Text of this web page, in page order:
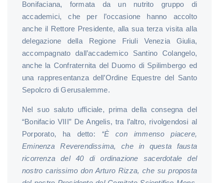
Bonifaciana, formata da un nutrito gruppo di
accademici, che per l’occasione hanno accolto
anche il Rettore Presidente, alla sua terza visita alla
delegazione della Regione Friuli Venezia Giulia,
accompagnato dall’accademico Santino Colangelo,
anche la Confraternita del Duomo di Spilimbergo ed
una rappresentanza dell’Ordine Equestre del Santo
Sepolcro di Gerusalemme.
Nel suo saluto ufficiale, prima della consegna del
“Bonifacio VIII” De Angelis, tra l’altro, rivolgendosi al
Porporato, ha detto: “È con immenso piacere,
Eminenza Reverendissima, che in questa fausta
ricorrenza del 40 di ordinazione sacerdotale del
nostro carissimo don Arturo Rizza, che su proposta